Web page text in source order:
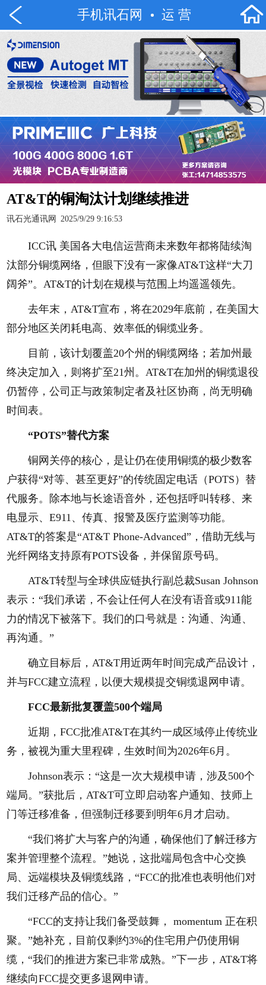
手机讯石网 运 营
AT&T的铜淘汰计划继续推进
讯石光通讯网 2025/9/29 9:16:53
ICC讯 美国各大电信运营商未来数年都将陆续淘
汰部分铜缆网络，但眼下没有一家像AT&T这样“大刀
阔斧”。AT&T的计划在规模与范围上均遥遥领先。
去年末，AT&T宣布，将在2029年底前，在美国大
部分地区关闭耗电高、效率低的铜缆业务。
目前，该计划覆盖20个州的铜缆网络；若加州最
终决定加入，则将扩至21州。AT&T在加州的铜缆退役
仍暂停，公司正与政策制定者及社区协商，尚无明确
时间表。
“POTS”替代方案
铜网关停的核心，是让仍在使用铜缆的极少数客
户获得“对等、甚至更好”的传统固定电话（POTS）替
代服务。除本地与长途语音外，还包括呼叫转移、来
电显示、E911、传真、报警及医疗监测等功能。
AT&T的答案是“AT&T Phone-Advanced”，借助无线与
光纤网络支持原有POTS设备，并保留原号码。
AT&T转型与全球供应链执行副总裁Susan Johnson
表示：“我们承诺，不会让任何人在没有语音或911能
力的情况下被落下。我们的口号就是：沟通、沟通、
再沟通。”
确立目标后，AT&T用近两年时间完成产品设计，
并与FCC建立流程，以便大规模提交铜缆退网申请。
FCC最新批复覆盖500个端局
近期，FCC批准AT&T在其约一成区域停止传统业
务，被视为重大里程碑，生效时间为2026年6月。
Johnson表示：“这是一次大规模申请，涉及500个
端局。”获批后，AT&T可立即启动客户通知、技师上
门等迁移准备，但强制迁移要到明年6月才启动。
“我们将扩大与客户的沟通，确保他们了解迁移方
案并管理整个流程。”她说，这批端局包含中心交换
局、远端模块及铜缆线路，“FCC的批准也表明他们对
我们迁移产品的信心。”
“FCC的支持让我们备受鼓舞， momentum 正在积
聚。”她补充，目前仅剩约3%的住宅用户仍使用铜
缆，“我们的推进方案已非常成熟。”下一步，AT&T将
继续向FCC提交更多退网申请。